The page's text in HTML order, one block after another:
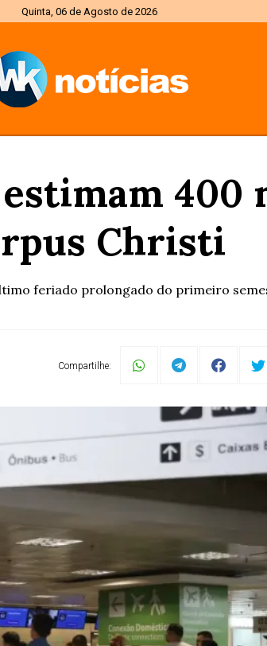
Quinta, 06 de Agosto de 2026
400
Christi
feriado prolongado do primeiro
Compartilhe: